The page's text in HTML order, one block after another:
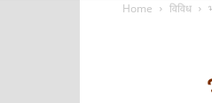
Home विविध